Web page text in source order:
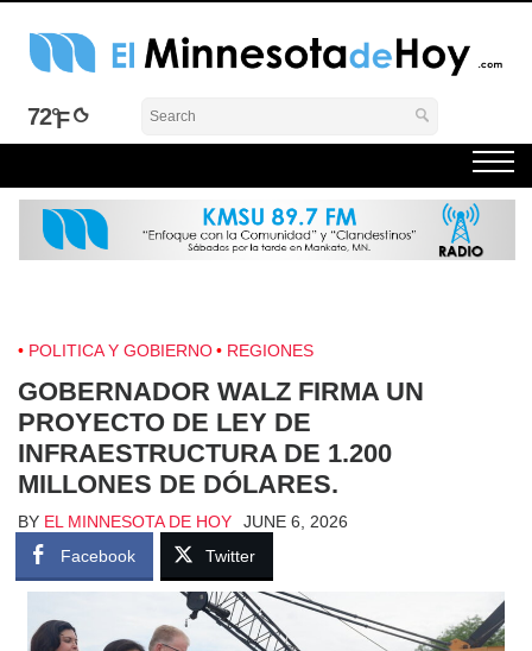
Skip
El Minnesota de Hoy Noticias
Latino Noticias Minnesota News
72°
POLITICA Y GOBIERNO REGIONES
GOBERNADOR WALZ FIRMA UN
PROYECTO DE LEY DE
INFRAESTRUCTURA DE 1.200
MILLONES DE DÓLARES.
BY EL MINNESOTA DE HOY
JUNE 6, 2026
Facebook
Twitter